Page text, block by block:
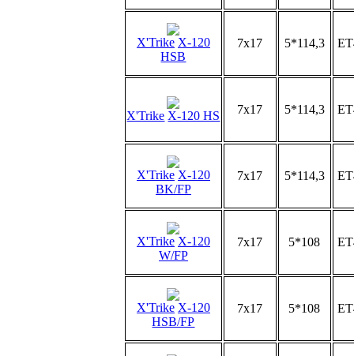
X'Trike X-120
HSB
7x17 5*114,3
X'Trike X-120 HS 7x17 5*114,3
X'Trike X-120
BK/FP
7x17 5*114,3
X'Trike X-120
W/FP
7x17 5*108
X'Trike X-120
HSB/FP
7x17 5*108